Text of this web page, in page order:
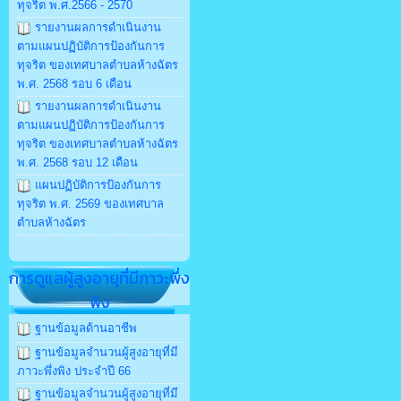
ทุจริต พ.ศ.2566 - 2570
รายงานผลการดำเนินงาน
ตามแผนปฏิบัติการป้องกันการ
ทุจริต ของเทศบาลตำบลห้างฉัตร
พ.ศ. 2568 รอบ 6 เดือน
รายงานผลการดำเนินงาน
ตามแผนปฏิบัติการป้องกันการ
ทุจริต ของเทศบาลตำบลห้างฉัตร
พ.ศ. 2568 รอบ 12 เดือน
แผนปฏิบัติการป้องกันการ
ทุจริต พ.ศ. 2569 ของเทศบาล
ตำบลห้างฉัตร
การดูแลผู้สูงอายุที่มีภาวะพึ่ง
พิง
ฐานข้อมูลด้านอาชีพ
ฐานข้อมูลจำนวนผู้สูงอายุที่มี
ภาวะพึ่งพิง ประจำปี 66
ฐานข้อมูลจำนวนผู้สูงอายุที่มี